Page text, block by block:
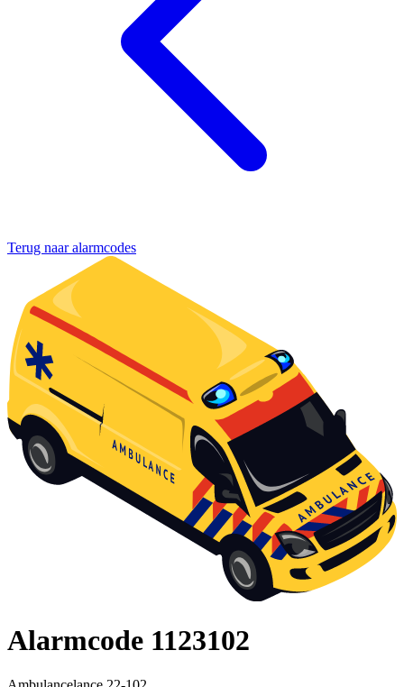
Terug naar alarmcodes
Alarmcode 1123102